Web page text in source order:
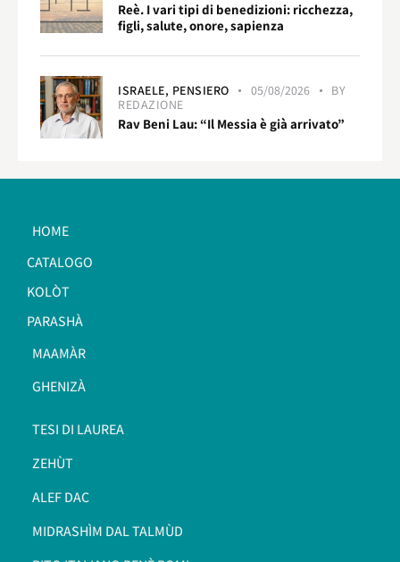
Reè. I vari tipi di benedizioni: ricchezza,
figli, salute, onore, sapienza
ISRAELE, PENSIERO 05/08/2026
BY
REDAZIONE
Rav Beni Lau: “Il Messia è già arrivato”
HOME
CATALOGO
KOLÒT
PARASHÀ
MAAMÀR
GHENIZÀ
TESI DI LAUREA
ZEHÙT
ALEF DAC
MIDRASHÌM DAL TALMÙD